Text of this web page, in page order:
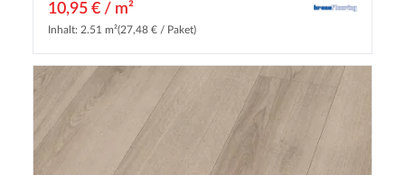
10,95 € / m²
Inhalt: 2.51 m²(27,48 € / Paket)